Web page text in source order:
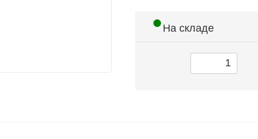
На складе